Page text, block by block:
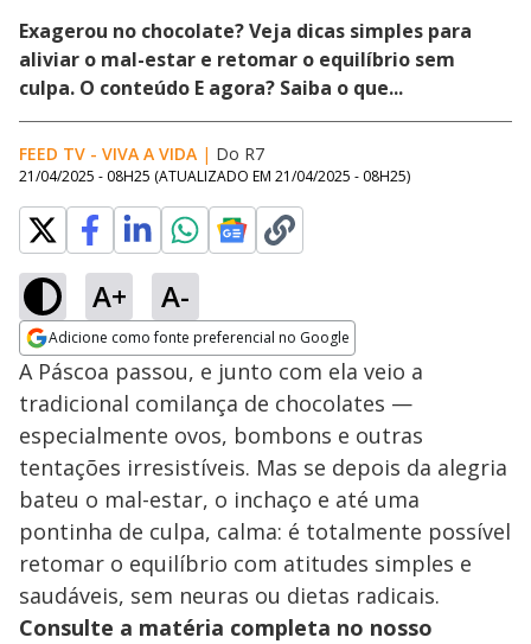
Exagerou no chocolate? Veja dicas simples para
aliviar o mal-estar e retomar o equilíbrio sem
culpa. O conteúdo E agora? Saiba o que...
FEED TV - VIVA A VIDA | Do R7
21/04/2025 - 08H25 (ATUALIZADO EM 21/04/2025 - 08H25)
A+ A-
Adicione como fonte preferencial no Google
Opens in new window
A Páscoa passou, e junto com ela veio a
tradicional comilança de chocolates —
especialmente ovos, bombons e outras
tentações irresistíveis. Mas se depois da alegria
bateu o mal-estar, o inchaço e até uma
pontinha de culpa, calma: é totalmente possível
retomar o equilíbrio com atitudes simples e
saudáveis, sem neuras ou dietas radicais.
Consulte a matéria completa no nosso